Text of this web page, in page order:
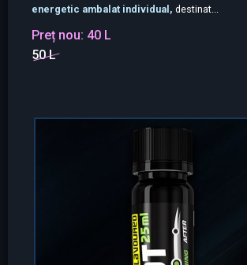
energetic ambalat individual, destinat...
Preț nou: 40 L
50 L